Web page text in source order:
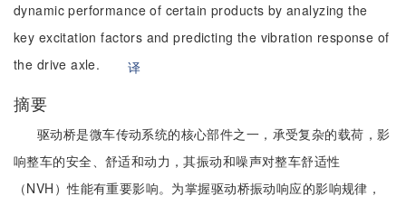
dynamic performance of certain products by analyzing the
key excitation factors and predicting the vibration response of
the drive axle.
译
摘要
驱动桥是微车传动系统的核心部件之一，承受复杂的载荷，影
响整车的安全、舒适和动力，其振动和噪声对整车舒适性
（NVH）性能有重要影响。为掌握驱动桥振动响应的影响规律，